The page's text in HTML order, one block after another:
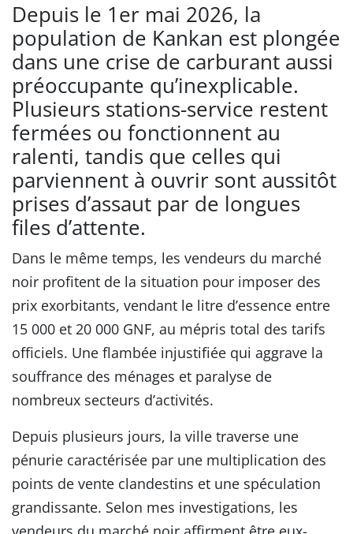
Depuis le 1er mai 2026, la
population de Kankan est plongée
dans une crise de carburant aussi
préoccupante qu’inexplicable.
Plusieurs stations-service restent
fermées ou fonctionnent au
ralenti, tandis que celles qui
parviennent à ouvrir sont aussitôt
prises d’assaut par de longues
files d’attente.
Dans le même temps, les vendeurs du marché
noir profitent de la situation pour imposer des
prix exorbitants, vendant le litre d’essence entre
15 000 et 20 000 GNF, au mépris total des tarifs
officiels. Une flambée injustifiée qui aggrave la
souffrance des ménages et paralyse de
nombreux secteurs d’activités.
Depuis plusieurs jours, la ville traverse une
pénurie caractérisée par une multiplication des
points de vente clandestins et une spéculation
grandissante. Selon mes investigations, les